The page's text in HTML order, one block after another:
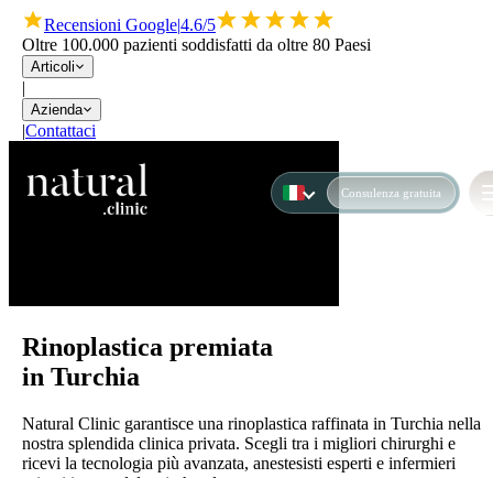
Recensioni Google|4.6/5
Oltre 100.000 pazienti soddisfatti da oltre 80 Paesi
Articoli
|
Azienda
|Contattaci
Consulenza gratuita
Rinoplastica premiata
in Turchia
Natural Clinic garantisce una rinoplastica raffinata in Turchia nella
nostra splendida clinica privata. Scegli tra i migliori chirurghi e
ricevi la tecnologia più avanzata, anestesisti esperti e infermieri